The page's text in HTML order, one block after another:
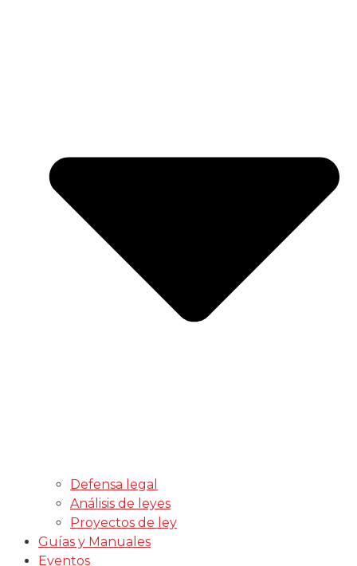
Defensa legal
Análisis de leyes
Proyectos de ley
Guías y Manuales
Eventos